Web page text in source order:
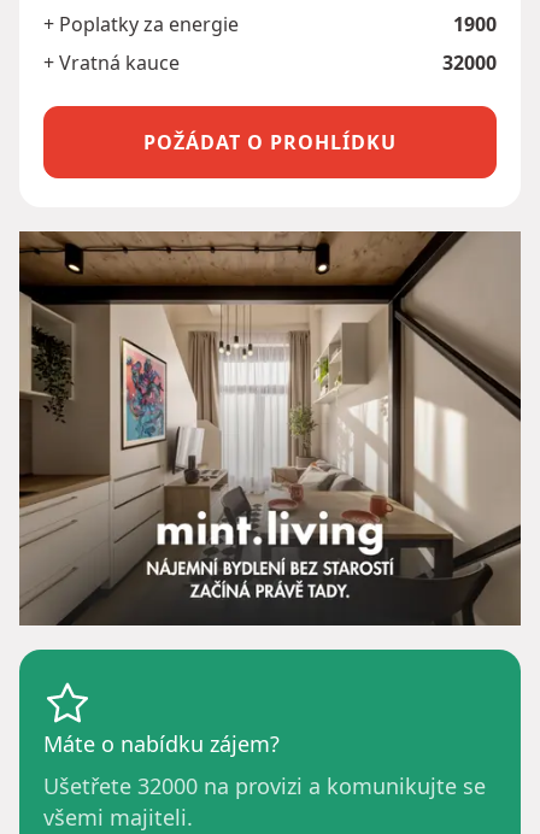
+ Poplatky za energie
1900
+ Vratná kauce
32000
POŽÁDAT O PROHLÍDKU
Máte o nabídku zájem?
Ušetřete 32000 na provizi a komunikujte se
všemi majiteli.